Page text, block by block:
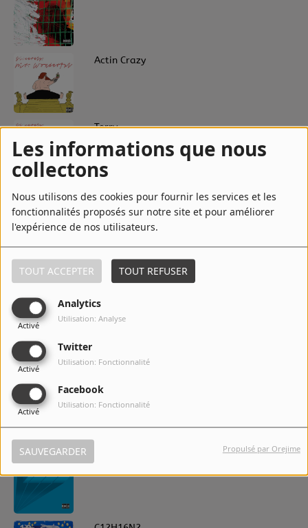
Les informations que nous
collectons
Nous utilisons des cookies pour fournir les services et les
fonctionnalités proposés sur notre site et pour améliorer
l'expérience de nos utilisateurs.
TOUT ACCEPTER TOUT REFUSER
Analytics
Activé
Utilisation: Analyse
Twitter
Activé
Utilisation: Fonctionnalité
Facebook
Activé
Utilisation: Fonctionnalité
SAUVEGARDER Propulsé par Orejime
3 Actin Crazy
4 Terry
5 Imported Goods
6 Sergio
7 Easy Rider
Tear Away Shorts
9